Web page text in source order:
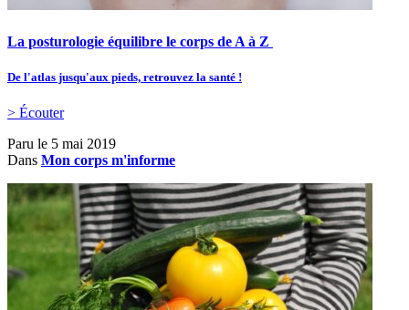
La posturologie équilibre le corps de A à Z
De l'atlas jusqu'aux pieds, retrouvez la santé !
> Écouter
Paru le 5 mai 2019
Dans Mon corps m'informe